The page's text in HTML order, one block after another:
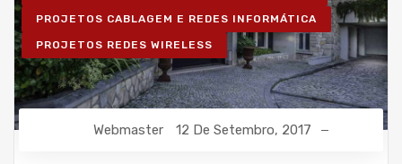
PROJETOS CABLAGEM E REDES INFORMÁTICA
PROJETOS REDES WIRELESS
Webmaster 12 De Setembro, 2017